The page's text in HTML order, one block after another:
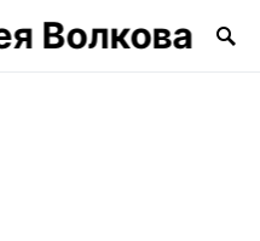
Волкова